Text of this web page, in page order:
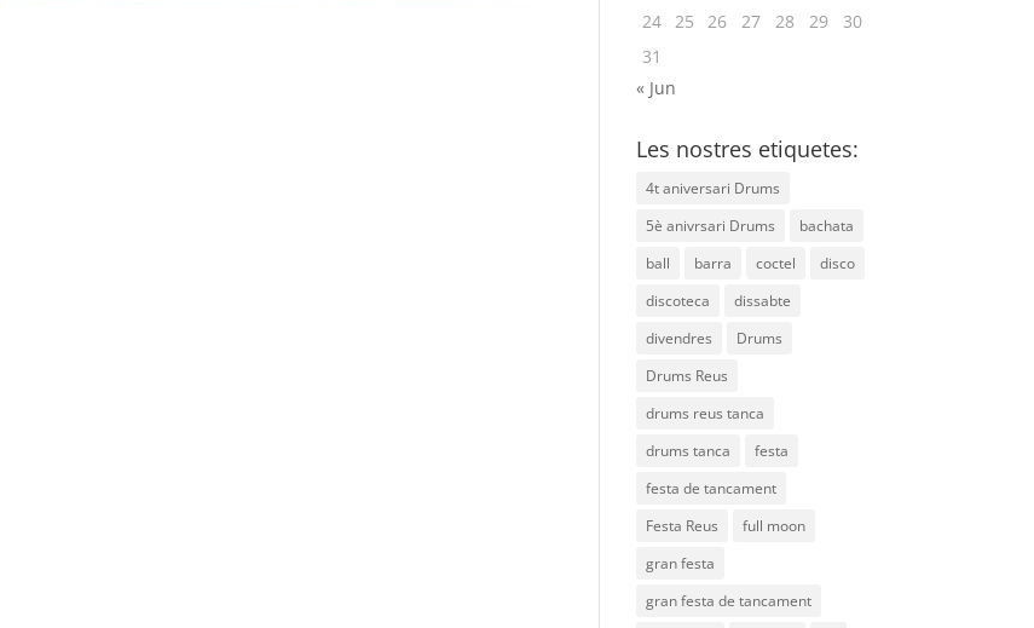
24 25 26 27 28 29
30
31
« Jun
Les nostres etiquetes:
4t aniversari Drums
5è anivrsari Drums
bachata
ball
barra coctel
disco
discoteca
dissabte
divendres
Drums
Drums Reus
drums reus tanca
drums tanca
festa
festa de tancament
Festa Reus
full moon
gran festa
gran festa de tancament